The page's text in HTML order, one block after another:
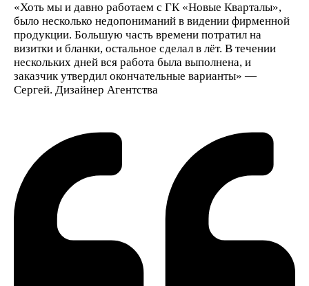
«Хоть мы и давно работаем с ГК «Новые Кварталы»,
было несколько недопониманий в видении фирменной
продукции. Большую часть времени потратил на
визитки и бланки, остальное сделал в лёт. В течении
нескольких дней вся работа была выполнена, и
заказчик утвердил окончательные варианты» —
Сергей. Дизайнер Агентства